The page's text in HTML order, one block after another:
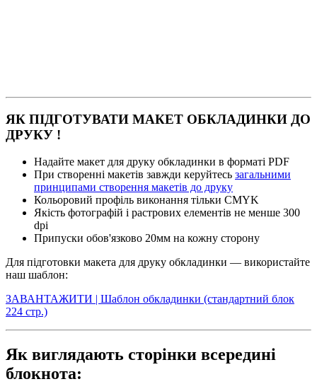
ЯК ПІДГОТУВАТИ МАКЕТ ОБКЛАДИНКИ ДО
ДРУКУ !
Надайте макет для друку обкладинки в форматі PDF
При створенні макетів завжди керуйтесь загальними
принципами створення макетів до друку
Кольоровий профіль виконання тільки CMYK
Якість фотографій і растрових елементів не менше 300
dpi
Припуски обов'язково 20мм на кожну сторону
Для підготовки макета для друку обкладинки — використайте
наш шаблон:
ЗАВАНТАЖИТИ | Шаблон обкладинки (стандартний блок
224 стр.)
Як виглядають сторінки всередині
блокнота: